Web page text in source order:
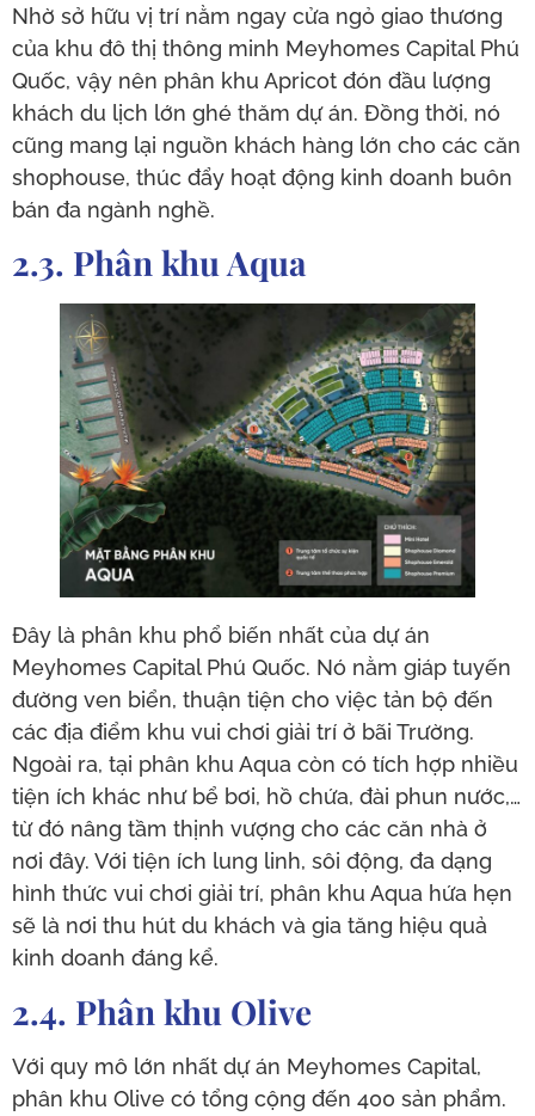
Nhờ sở hữu vị trí nằm ngay cửa ngỏ giao thương
của khu đô thị thông minh Meyhomes Capital Phú
Quốc, vậy nên phân khu Apricot đón đầu lượng
khách du lịch lớn ghé thăm dự án. Đồng thời, nó
cũng mang lại nguồn khách hàng lớn cho các căn
shophouse, thúc đẩy hoạt động kinh doanh buôn
bán đa ngành nghề.
2.3. Phân khu Aqua
Đây là phân khu phổ biến nhất của dự án
Meyhomes Capital Phú Quốc. Nó nằm giáp tuyến
đường ven biển, thuận tiện cho việc tản bộ đến
các địa điểm khu vui chơi giải trí ở bãi Trường.
Ngoài ra, tại phân khu Aqua còn có tích hợp nhiều
tiện ích khác như bể bơi, hồ chứa, đài phun nước,…
từ đó nâng tầm thịnh vượng cho các căn nhà ở
nơi đây. Với tiện ích lung linh, sôi động, đa dạng
hình thức vui chơi giải trí, phân khu Aqua hứa hẹn
sẽ là nơi thu hút du khách và gia tăng hiệu quả
kinh doanh đáng kể.
2.4. Phân khu Olive
Với quy mô lớn nhất dự án Meyhomes Capital,
phân khu Olive có tổng cộng đến 400 sản phẩm.